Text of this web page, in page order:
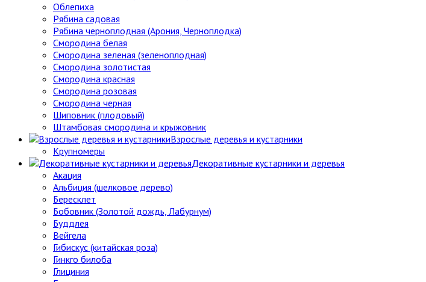
Облепиха
Рябина садовая
Рябина черноплодная (Арония, Черноплодка)
Смородина белая
Смородина зеленая (зеленоплодная)
Смородина золотистая
Смородина красная
Смородина розовая
Смородина черная
Шиповник (плодовый)
Штамбовая смородина и крыжовник
Взрослые деревья и кустарники
Крупномеры
Декоративные кустарники и деревья
Акация
Альбиция (шелковое дерево)
Бересклет
Бобовник (Золотой дождь, Лабурнум)
Буддлея
Вейгела
Гибискус (китайская роза)
Гинкго билоба
Глициния